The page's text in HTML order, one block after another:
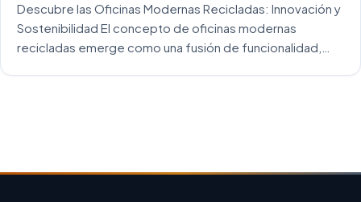
Descubre las Oficinas Modernas Recicladas: Innovación y
Sostenibilidad El concepto de oficinas modernas
recicladas emerge como una fusión de funcionalidad,